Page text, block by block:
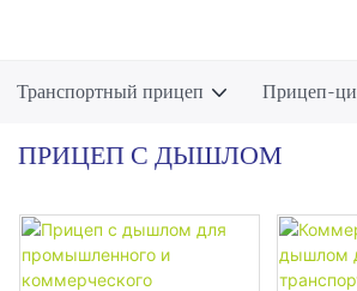
Транспортный прицеп Прицеп-
ПРИЦЕП С ДЫШЛОМ